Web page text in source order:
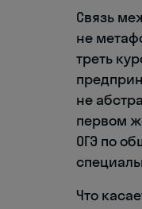
Связь
не
треть
не
первом
ОГЭ по
Что